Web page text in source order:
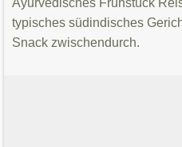
Ayurvedisches Frühstück
typisches südindisches
Snack zwischendurch.